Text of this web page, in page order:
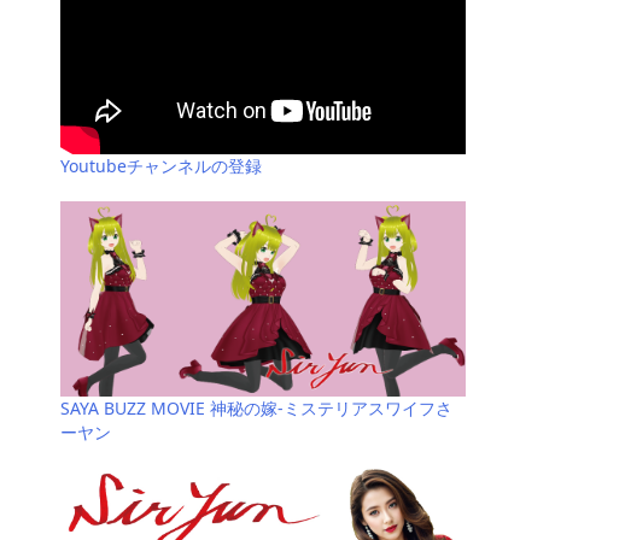
Youtubeチャンネルの登録
SAYA BUZZ MOVIE 神秘の嫁-ミステリアスワイフさ
ーヤン